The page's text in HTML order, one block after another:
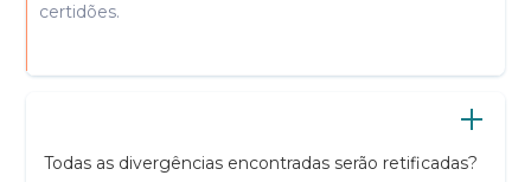
certidões.
Todas as divergências encontradas serão retificadas?